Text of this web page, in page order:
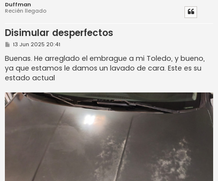
Duffman
Recién llegado
Disimular desperfectos
M
n
s
a
j
e
13 Jun 2025 20:41
Buenas. He arreglado el embrague a mi Toledo, y bueno,
ya que estamos le damos un lavado de cara. Este es su
estado actual